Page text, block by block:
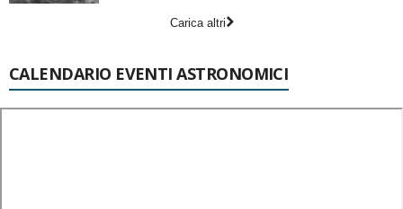
Carica altri
CALENDARIO EVENTI ASTRONOMICI